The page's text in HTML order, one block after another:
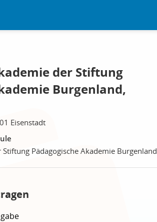
der Stiftung
Burgenland,
Eisenstadt
Pädagogische Akademie Burgenland